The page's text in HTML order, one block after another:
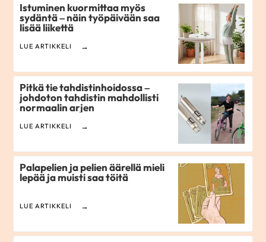
Istuminen kuormittaa myös
sydäntä – näin työpäivään saa
lisää liikettä
LUE ARTIKKELI
Pitkä tie tahdistinhoidossa –
johdoton tahdistin mahdollisti
normaalin arjen
LUE ARTIKKELI
Palapelien ja pelien äärellä mieli
lepää ja muisti saa töitä
LUE ARTIKKELI